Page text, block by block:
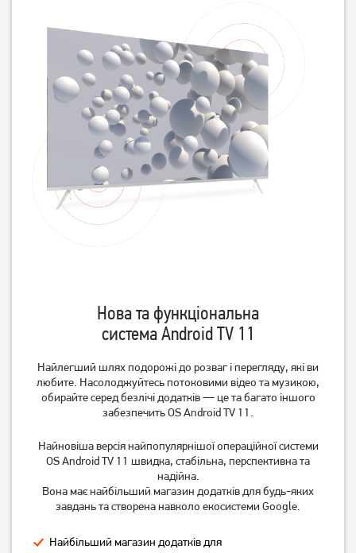
Нова та функціональна
система Android TV 11
Найлегший шлях подорожі до розваг і перегляду, які ви
любите. Насолоджуйтесь потоковими відео та музикою,
обирайте серед безлічі додатків — це та багато іншого
забезпечить OS Android TV 11.
Найновіша версія найпопулярнішої операційної системи
OS Android TV 11 швидка, стабільна, перспективна та
надійна.
Вона має найбільший магазин додатків для будь-яких
завдань та створена навколо екосистеми Google.
Найбільший магазин додатків для